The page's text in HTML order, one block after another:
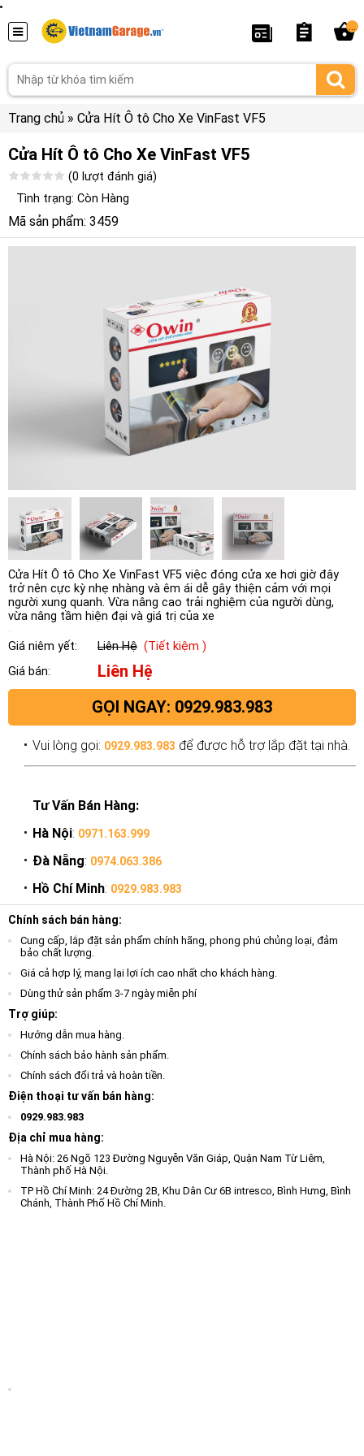
Trang chủ » Cửa Hít Ô tô Cho Xe VinFast VF5
Cửa Hít Ô tô Cho Xe VinFast VF5
(0 lượt đánh giá)
Tình trạng: Còn Hàng
Mã sản phẩm: 3459
Cửa Hít Ô tô Cho Xe VinFast VF5 việc đóng cửa xe hơi giờ đây
trở nên cực kỳ nhẹ nhàng và êm ái dễ gây thiện cảm với mọi
người xung quanh. Vừa nâng cao trải nghiệm của người dùng,
vừa nâng tầm hiện đại và giá trị của xe
Giá niêm yết: Liên Hệ (Tiết kiệm )
Giá bán:
Liên Hệ
GỌI NGAY: 0929.983.983
Vui lòng gọi: 0929.983.983 để được hỗ trợ lắp đặt tại nhà.
Tư Vấn Bán Hàng:
Hà Nội: 0971.163.999
Đà Nẵng: 0974.063.386
Hồ Chí Minh: 0929.983.983
Chính sách bán hàng:
Cung cấp, lắp đặt sản phẩm chính hãng, phong phú chủng loại, đảm
bảo chất lượng.
Giá cả hợp lý, mang lại lợi ích cao nhất cho khách hàng.
Dùng thử sản phẩm 3-7 ngày miễn phí
Trợ giúp:
Hướng dẫn mua hàng.
Chính sách bảo hành sản phẩm.
Chính sách đổi trả và hoàn tiền.
Điện thoại tư vấn bán hàng:
0929.983.983
Địa chỉ mua hàng:
Hà Nội: 26 Ngõ 123 Đường Nguyễn Văn Giáp, Quận Nam Từ Liêm,
Thành phố Hà Nội.
TP Hồ Chí Minh: 24 Đường 2B, Khu Dân Cư 6B intresco, Bình Hưng, Bình
Chánh, Thành Phố Hồ Chí Minh.